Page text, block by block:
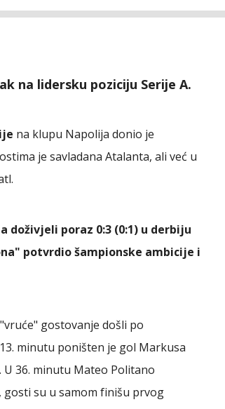
na lidersku poziciju Serije A.
na klupu Napolija donio je
je savladana Atalanta, ali već u
doživjeli poraz 0:3 (0:1) u derbiju
potvrdio šampionske ambicije i
gostovanje došli po
minutu poništen je gol Markusa
36. minutu Mateo Politano
gosti su u samom finišu prvog